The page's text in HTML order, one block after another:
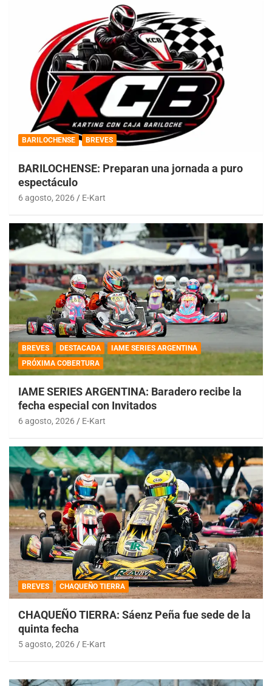
BARILOCHENSE BREVES
BARILOCHENSE: Preparan una jornada a puro
espectáculo
6 agosto, 2026 E-Kart
BREVES DESTACADA
IAME SERIES ARGENTINA
PRÓXIMA COBERTURA
IAME SERIES ARGENTINA: Baradero recibe la
fecha especial con Invitados
6 agosto, 2026 E-Kart
BREVES CHAQUEÑO TIERRA
CHAQUEÑO TIERRA: Sáenz Peña fue sede de la
quinta fecha
5 agosto, 2026 E-Kart